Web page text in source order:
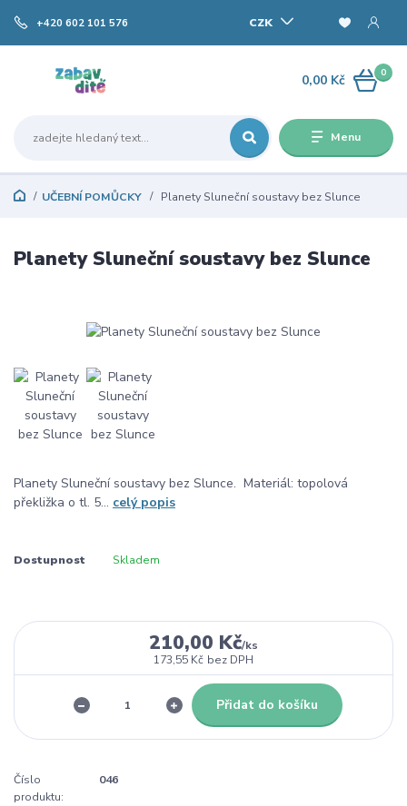
Menu
CZK
+420 602 101 576
0
0,00 Kč
UČEBNÍ POMŮCKY Planety Sluneční soustavy bez Slunce
Planety Sluneční soustavy bez Slunce
Planety Sluneční soustavy bez Slunce. Materiál: topolová
překližka o tl. 5... celý popis
Dostupnost Skladem
210,00 Kč/ks
173,55 Kč bez DPH
Přidat do košíku
Číslo
produktu:
046